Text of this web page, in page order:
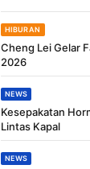
HIBURAN
Cheng Lei Gelar
2026
NEWS
Kesepakatan
Lintas Kapal
NEWS